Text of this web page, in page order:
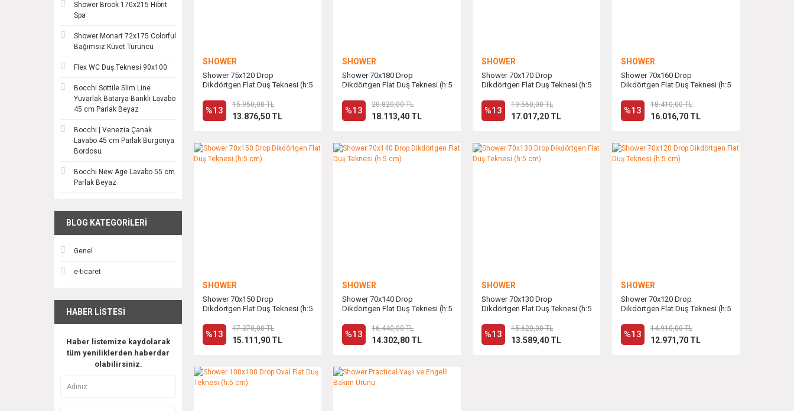
Shower Brook 170x215 Hibrit
Spa
Shower Monart 72x175 Colorful
Bağımsız Küvet Turuncu
Flex WC Duş Teknesi 90x100
Bocchi Sottile Slim Line
Yuvarlak Batarya Banklı Lavabo
45 cm Parlak Beyaz
Bocchi | Venezia Çanak
Lavabo 45 cm Parlak Burgonya
Bordosu
Bocchi New Age Lavabo 55 cm
Parlak Beyaz
BLOG KATEGORILERI
Genel
e-ticaret
HABER LISTESI
Haber listemize kaydolarak
tüm yeniliklerden haberdar
olabilirsiniz.
SHOWER
Shower 75x120 Drop
Dikdörtgen Flat Duş Teknesi (h:5
%13
13.876,50 TL
15.950,00 TL
SHOWER
Shower 70x180 Drop
Dikdörtgen Flat Duş Teknesi (h:5
%13
18.113,40 TL
20.820,00 TL
SHOWER
Shower 70x170 Drop
Dikdörtgen Flat Duş Teknesi (h:5
%13
17.017,20 TL
19.560,00 TL
SHOWER
Shower 70x160 Drop
Dikdörtgen Flat Duş Teknesi (h:5
%13
16.016,70 TL
18.410,00 TL
SHOWER
Shower 70x150 Drop
Dikdörtgen Flat Duş Teknesi (h:5
%13
15.111,90 TL
17.370,00 TL
SHOWER
Shower 70x140 Drop
Dikdörtgen Flat Duş Teknesi (h:5
%13
14.302,80 TL
16.440,00 TL
SHOWER
Shower 70x130 Drop
Dikdörtgen Flat Duş Teknesi (h:5
%13
13.589,40 TL
15.620,00 TL
SHOWER
Shower 70x120 Drop
Dikdörtgen Flat Duş Teknesi (h:5
%13
12.971,70 TL
14.910,00 TL